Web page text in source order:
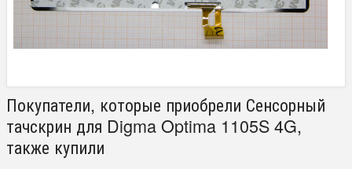
Покупатели, которые приобрели Сенсорный
тачскрин для Digma Optima 1105S 4G,
также купили